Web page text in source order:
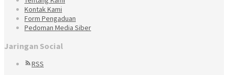
Kontak Kami
Form Pengaduan
Pedoman Media Siber
Jaringan Social
RSS